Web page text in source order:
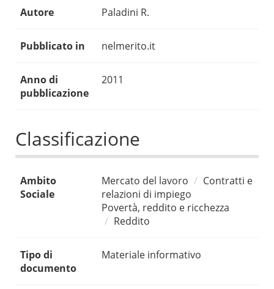
Autore Paladini R.
Pubblicato in nelmerito.it
Anno di
pubblicazione
2011
Classificazione
Ambito
Sociale
Mercato del lavoro
Contratti e
relazioni di impiego
Povertà, reddito e ricchezza
Reddito
Tipo di
documento
Materiale informativo